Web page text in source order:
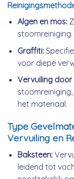
Algen en mos:
stoomreiniging.
Graffiti:
voor diepe
Vervuiling door
het materiaal.
Type
Vervuiling en
Baksteen:
leidend tot